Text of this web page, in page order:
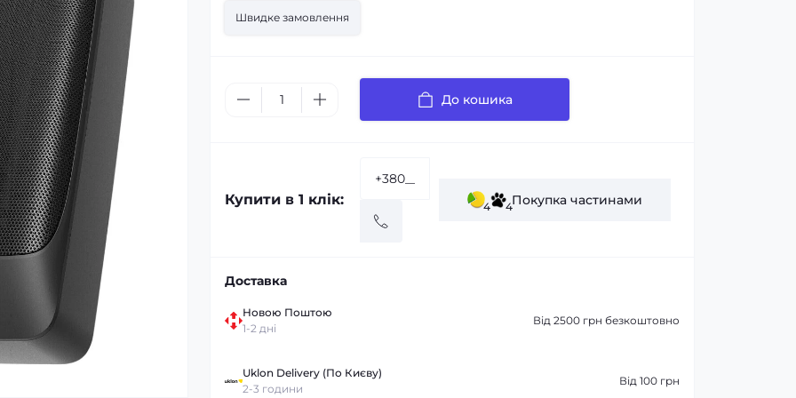
Швидке замовлення
До кошика
Купити в 1 клік: 4 4Покупка частинами
Доставка
Новою Поштою
1-2 дні
Від 2500 грн безкоштовно
Uklon Delivery (По Києву)
2-3 години
Від 100 грн